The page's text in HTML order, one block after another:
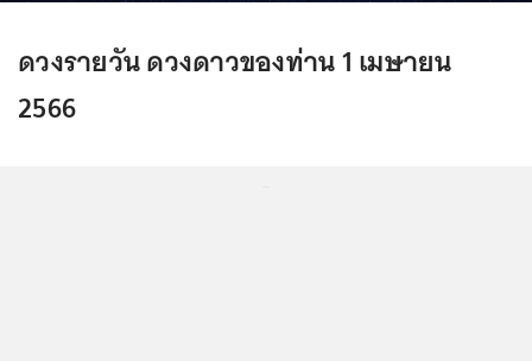
ดวงรายวัน ดวงดาวของท่าน 1 เมษายน
2566